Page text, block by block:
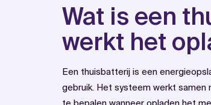
Wat is een
werkt het
Een thuisbatterij is een
gebruik. Het systeem werkt